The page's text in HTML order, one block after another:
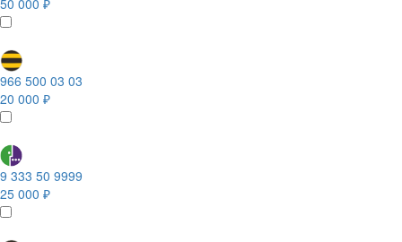
50 000 ₽
966 500 03 03
20 000 ₽
9 333 50 9999
25 000 ₽